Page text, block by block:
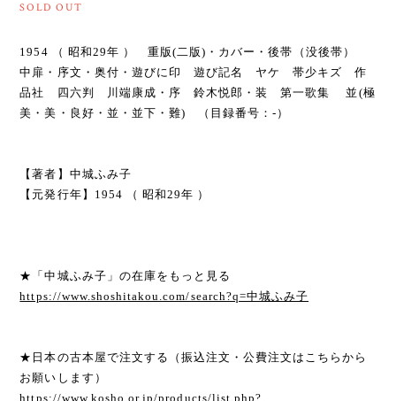
SOLD OUT
1954 （ 昭和29年 ） 重版(二版)・カバー・後帯（没後帯）
中扉・序文・奥付・遊びに印 遊び記名 ヤケ 帯少キズ 作
品社 四六判 川端康成・序 鈴木悦郎・装 第一歌集 並(極
美・美・良好・並・並下・難) （目録番号：-）
【著者】中城ふみ子
【元発行年】1954 （ 昭和29年 ）
★「中城ふみ子」の在庫をもっと見る
https://www.shoshitakou.com/search?q=中城ふみ子
★日本の古本屋で注文する（振込注文・公費注文はこちらから
お願いします）
https://www.kosho.or.jp/products/list.php?